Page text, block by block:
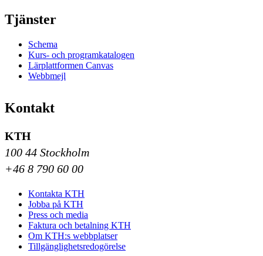
Tjänster
Schema
Kurs- och programkatalogen
Lärplattformen Canvas
Webbmejl
Kontakt
KTH
100 44 Stockholm
+46 8 790 60 00
Kontakta KTH
Jobba på KTH
Press och media
Faktura och betalning KTH
Om KTH:s webbplatser
Tillgänglighetsredogörelse